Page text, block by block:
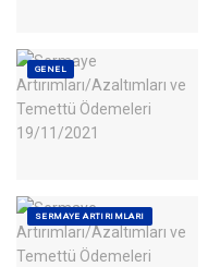
GENEL
SERMAYE ARTIRIMLARI